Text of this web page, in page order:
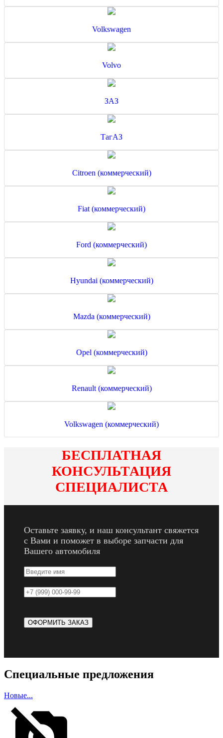
Volkswagen
Volvo
ЗАЗ
ТагАЗ
Citroen (коммерческий)
Fiat (коммерческий)
Ford (коммерческий)
Hyundai (коммерческий)
Mazda (коммерческий)
Opel (коммерческий)
Renault (коммерческий)
Volkswagen (коммерческий)
БЕСПЛАТНАЯ
КОНСУЛЬТАЦИЯ
СПЕЦИАЛИСТА
Оставьте заявку, и наш консультант свяжется
с Вами и поможет в выборе запчасти для
Вашего автомобиля
Специальные предложения
Новые...